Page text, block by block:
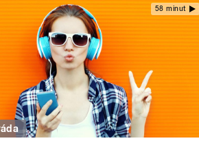
58 minut